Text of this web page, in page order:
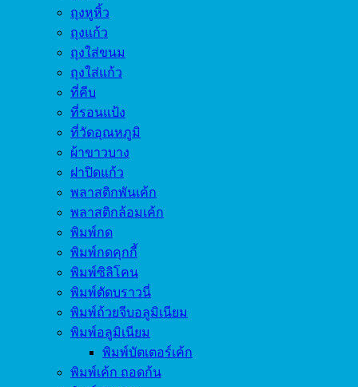
ถุงหูหิ้ว
ถุงแก้ว
ถุงใส่ขนม
ถุงใส่แก้ว
ที่คีบ
ที่รอนแป้ง
ที่วัดอุณหภูมิ
ผ้าขาวบาง
ฝาปิดแก้ว
พลาสติกพันเค้ก
พลาสติกล้อมเค้ก
พิมพ์กด
พิมพ์กดคุกกี้
พิมพ์ซิลิโคน
พิมพ์ตัดบราวนี่
พิมพ์ถ้วยจีบอลูมิเนียม
พิมพ์อลูมิเนียม
พิมพ์บัตเตอร์เค้ก
พิมพ์เค้ก ถอดก้น